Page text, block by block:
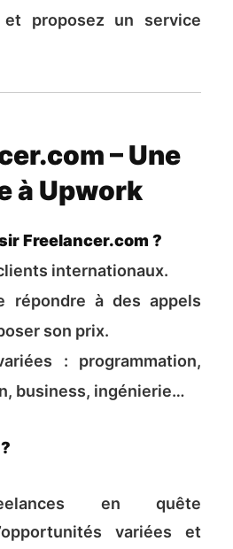
et proposez un service
à Upwork
Freelancer.com ?
internationaux.
répondre à des appels
son prix.
: programmation,
business, ingénierie…
en quête
variées et